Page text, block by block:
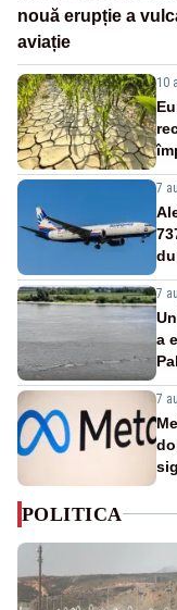
nouă erupție a
aviație
10
7
7
a
7
POLITICA